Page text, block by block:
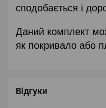
сподобається і
Даний комплект
як покривало або
Відгуки